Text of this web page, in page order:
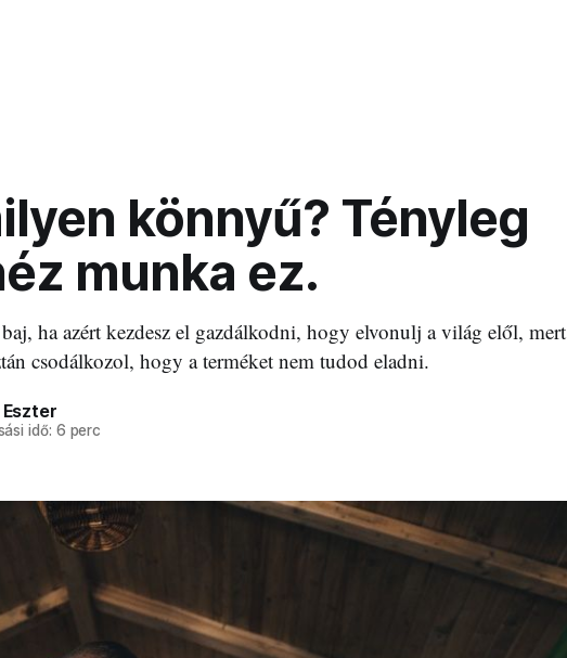
könnyű? Tényleg
munka ez.
ha azért kezdesz el gazdálkodni, hogy elvonulj a világ elől, mert
csodálkozol, hogy a terméket nem tudod eladni.
idő: 6 perc